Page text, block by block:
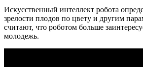
Искусственный интеллект робота
зрелости плодов по цвету и другим
считают, что роботом больше
молодежь.